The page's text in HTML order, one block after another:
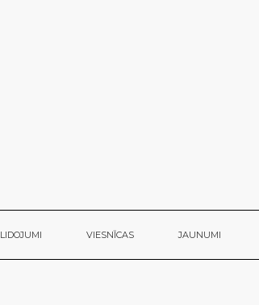
LIDOJUMI VIESNĪCAS JAUNUMI